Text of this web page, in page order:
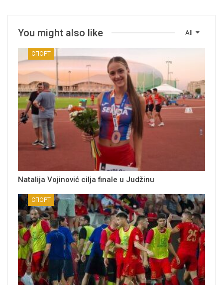
All
You might also like
СПОРТ
Natalija Vojinović cilja finale u Judžinu
СПОРТ